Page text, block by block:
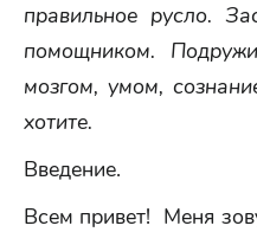
правильное русло.
помощником.
мозгом, умом,
хотите.
Введение.
Всем привет! Меня